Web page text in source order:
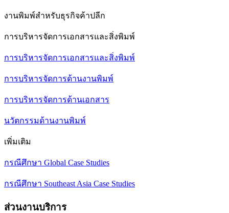
งานพิมพ์สำหรับธุรกิจค้าปลีก
การบริหารจัดการเอกสารและสิ่งพิมพ์
การบริหารจัดการเอกสารและสิ่งพิมพ์
การบริหารจัดการด้านงานพิมพ์
การบริหารจัดการด้านเอกสาร
นวัตกรรมด้านงานพิมพ์
เพิ่มเติม
กรณีศึกษา Global Case Studies
กรณีศึกษา Southeast Asia Case Studies
ส่วนงานบริการ